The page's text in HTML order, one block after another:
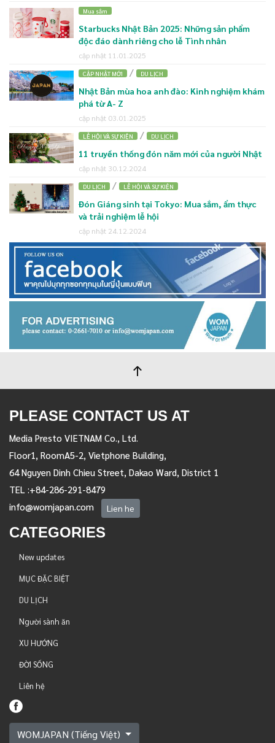
Mua sắm
Starbucks Nhật Bản 2025: Những sản phẩm
độc đáo dành riêng cho lễ Tình nhân
cập nhật 11.01.2025
CẬP NHẬT MỚI / DU LỊCH
Nhật Bản mùa hoa anh đào: Kinh nghiệm khám
phá từ A- Z
cập nhật 03.01.2025
LỄ HỘI VÀ SỰ KIỆN / DU LỊCH
11 truyền thống đón năm mới của người Nhật
cập nhật 30.12.2024
DU LỊCH / LỄ HỘI VÀ SỰ KIỆN
Đón Giáng sinh tại Tokyo: Mua sắm, ẩm thực
và trải nghiệm lễ hội
cập nhật 24.12.2024
PLEASE CONTACT US AT
Media Presto VIETNAM Co., Ltd.
Floor1, RoomA5-2, Vietphone Building,
64 Nguyen Dinh Chieu Street, Dakao Ward, District 1
TEL :+84-286-291-8479
info@womjapan.com
Lien he
CATEGORIES
New updates
MỤC ĐẶC BIỆT
DU LỊCH
Người sành ăn
XU HƯỚNG
ĐỜI SỐNG
Liên hệ
WOMJAPAN (Tiếng Việt)